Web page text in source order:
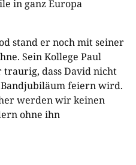
in ganz Europa
stand er noch mit seiner
Sein Kollege Paul
traurig, dass David nicht
feiern wird.
werden wir keinen
ohne ihn